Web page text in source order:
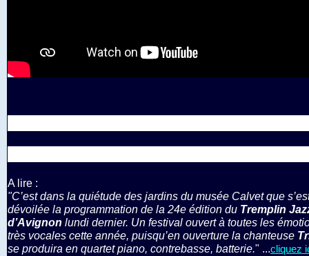
A lire :
"C’est dans la quiétude des jardins du musée Calvet que
dévoilée la programmation de la 24e édition du Tremplin
d’Avignon lundi dernier. Un festival ouvert à toutes les
très vocales cette année, puisqu’en ouverture la chanteuse
se produira en quartet piano, contrebasse, batterie." ...cliquez